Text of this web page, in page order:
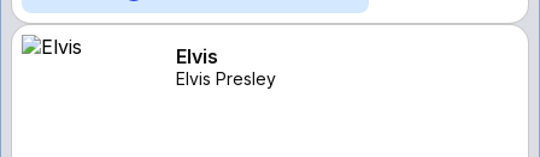
Elvis
Elvis Presley